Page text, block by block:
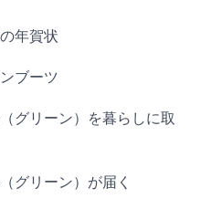
年賀状
ブーツ
グリーン）を暮らしに取
グリーン）が届く